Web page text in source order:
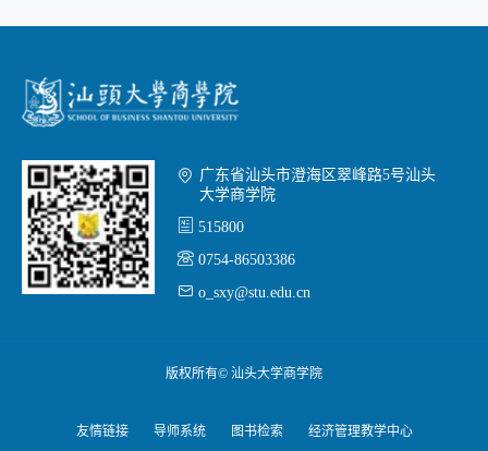
 广东省汕头市澄海区翠峰路5号汕头
大学商学院
 515800
 0754-86503386
 o_sxy@stu.edu.cn
版权所有© 汕头大学商学院
友情链接 导师系统 图书检索 经济管理教学中心